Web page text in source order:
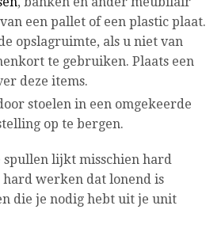
een pallet of een plastic plaat.
opslagruimte, als u niet van
te gebruiken. Plaats een
deze items.
stoelen in een omgekeerde
op te bergen.
lijkt misschien hard
werken dat lonend is
die je nodig hebt uit je unit